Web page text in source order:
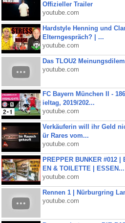
Offizieller Trailer
youtube.com
Hardstyle Henning und
Elterngespräch? | ...
youtube.com
Das TLOU2
youtube.com
FC Bayern München II -
ieltag, 2019/202...
youtube.com
Verkäuferin will ihr Geld
ür Rares vom...
youtube.com
PREPPER BUNKER #012 |
EN & TOILETTE | ESSEN...
youtube.com
Rennen 1 | Nürburgring
youtube.com